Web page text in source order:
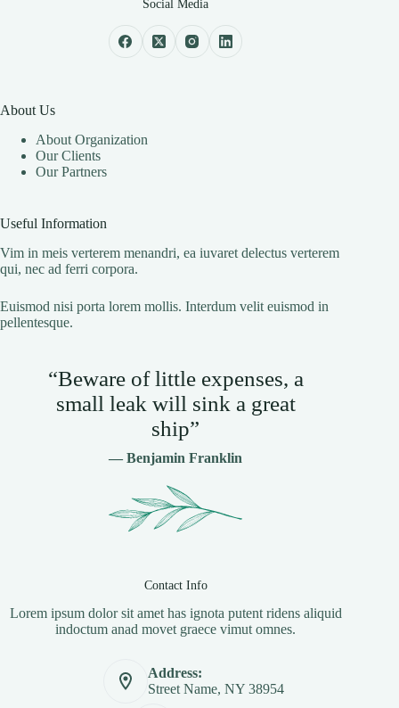
Social Media
About Us
About Organization
Our Clients
Our Partners
Useful Information
Vim in meis verterem menandri, ea iuvaret delectus verterem
qui, nec ad ferri corpora.
Euismod nisi porta lorem mollis. Interdum velit euismod in
pellentesque.
“Beware of little expenses, a
small leak will sink a great
ship”
— Benjamin Franklin
Contact Info
Lorem ipsum dolor sit amet has ignota putent ridens aliquid
indoctum anad movet graece vimut omnes.
Address:
Street Name, NY 38954